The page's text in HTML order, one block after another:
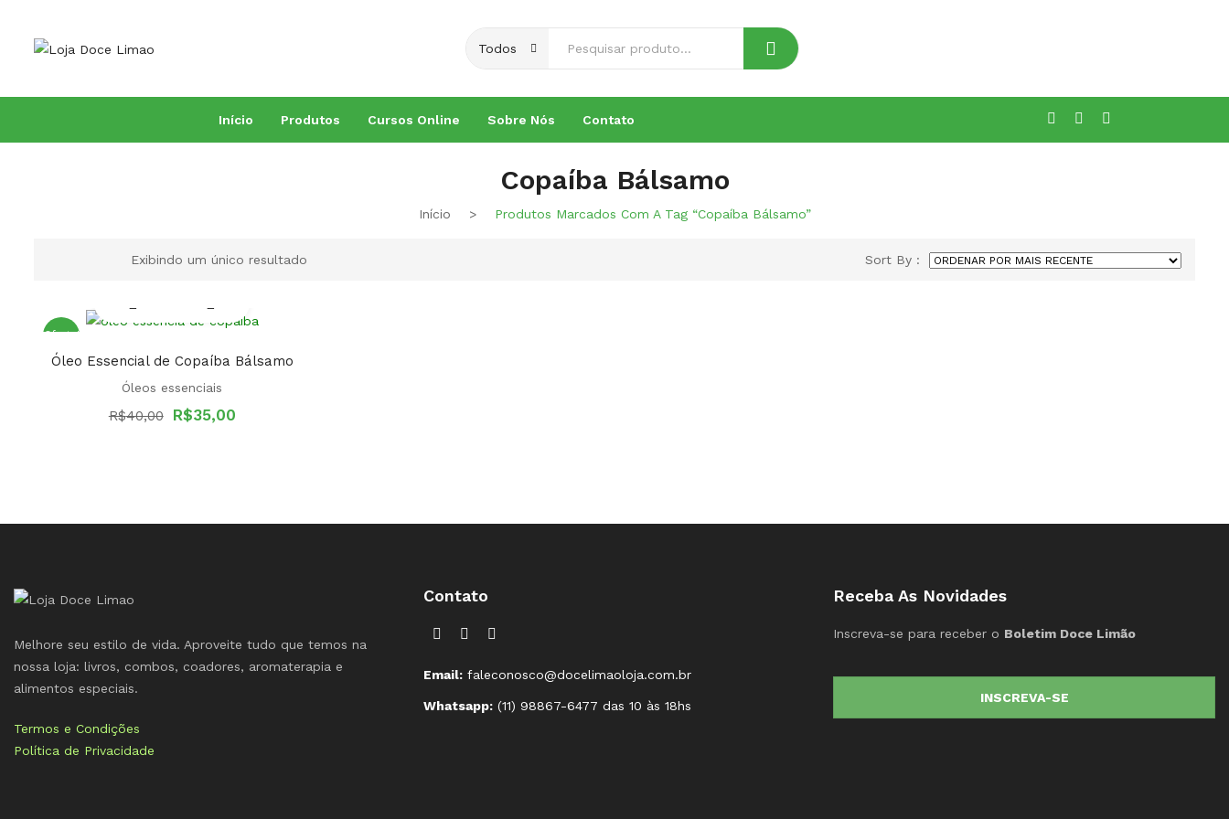
Todos
Início Produtos Cursos Online Sobre Nós Contato
Copaíba Bálsamo
Início > Produtos Marcados Com A Tag “Copaíba Bálsamo”
Exibindo um único resultado Sort By :
Oferta!
Óleo Essencial de Copaíba Bálsamo
Óleos essenciais
R$40,00
O
preço
R$35,00O
Melhore seu estilo de vida. Aproveite tudo que temos na
nossa loja: livros, combos, coadores, aromaterapia e
alimentos especiais.
Termos e Condições
Política de Privacidade
Contato
Email: faleconosco@docelimaoloja.com.br
Whatsapp: (11) 98867-6477 das 10 às 18hs
Receba As Novidades
Inscreva-se para receber o Boletim Doce Limão
INSCREVA-SE
Conheça osNossos Cursos